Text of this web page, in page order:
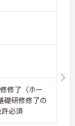
修了（ホー
礎研修修了の
必須